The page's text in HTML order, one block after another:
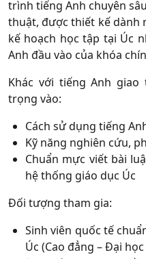
trình tiếng Anh chuyên
thuật, được thiết kế dành
kế hoạch học tập tại Úc
Anh đầu vào của khóa
Khác với tiếng Anh
trọng vào:
Cách sử dụng tiếng
Kỹ năng nghiên cứu,
Chuẩn mực viết bài
hệ thống giáo dục Úc
Đối tượng tham gia:
Sinh viên quốc tế
Úc (Cao đẳng – Đại